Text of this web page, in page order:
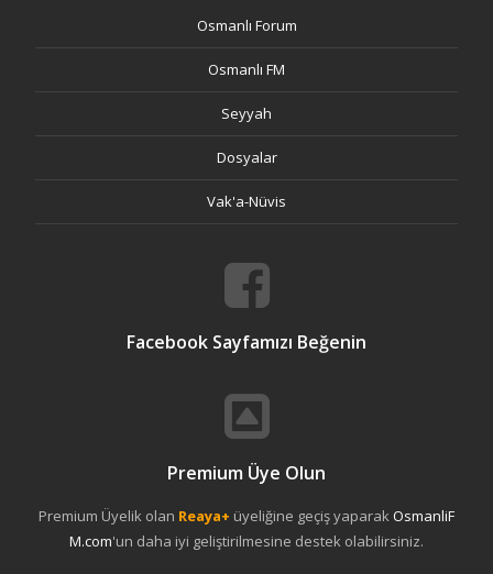
Osmanlı Forum
Osmanlı FM
Seyyah
Dosyalar
Vak'a-Nüvis
Facebook Sayfamızı Beğenin
Premium Üye Olun
Premium Üyelik olan Reaya+ üyeliğine geçiş yaparakOsmanliF
M.com'un daha iyi geliştirilmesine destek olabilirsiniz.